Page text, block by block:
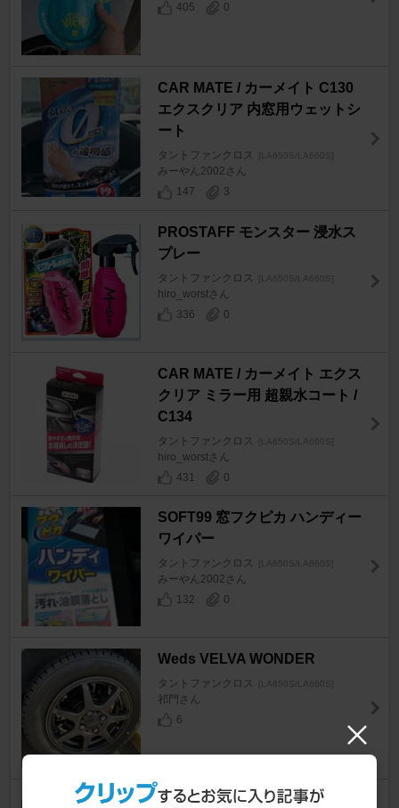
405
0
CAR MATE / カーメイト C130
エクスクリア 内窓用ウェットシ
ート
タントファンクロス [LA650S/LA660S]
みーやん2002さん
147
3
PROSTAFF モンスター 浸水ス
プレー
タントファンクロス [LA650S/LA660S]
hiro_worstさん
336
0
CAR MATE / カーメイト エクス
クリア ミラー用 超親水コート /
C134
タントファンクロス [LA650S/LA660S]
hiro_worstさん
431
0
SOFT99 窓フクピカ ハンディー
ワイパー
タントファンクロス [LA650S/LA660S]
みーやん2002さん
132
0
Weds VELVA WONDER
タントファンクロス [LA650S/LA660S]
祁門さん
6
KENWOOD 彩速ナビ